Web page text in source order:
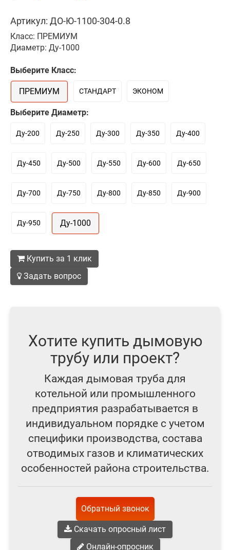
Артикул: ДО-Ю-1100-304-0.8
Класс: ПРЕМИУМ
Диаметр: Ду-1000
Выберите Класс:
ПРЕМИУМ СТАНДАРТ ЭКОНОМ
Выберите Диаметр:
Ду-200 Ду-250 Ду-300 Ду-350 Ду-400
Ду-450 Ду-500 Ду-550 Ду-600 Ду-650
Ду-700 Ду-750 Ду-800 Ду-850 Ду-900
Ду-950 Ду-1000
Купить за 1 клик
Задать вопрос
Хотите купить дымовую
трубу или проект?
Каждая дымовая труба для
котельной или промышленного
предприятия разрабатывается в
индивидуальном порядке с учетом
специфики производства, состава
отводимых газов и климатических
особенностей района строительства.
Обратный звонок
Скачать опросный лист
Онлайн-опросник